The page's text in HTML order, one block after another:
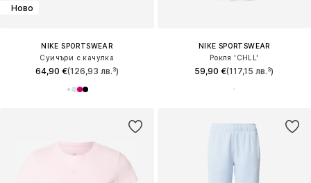
Ново
NIKE SPORTSWEAR
Суичъри с качулка
64,90 €(126,93 лв.³)
NIKE SPORTSWEAR
Рокля 'CHLL'
59,90 €(117,15 лв.³)